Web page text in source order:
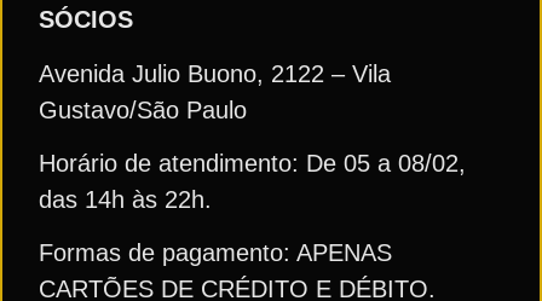
SÓCIOS
Avenida Julio Buono, 2122 – Vila
Gustavo/São Paulo
Horário de atendimento: De 05 a 08/02,
das 14h às 22h.
Formas de pagamento: APENAS
CARTÕES DE CRÉDITO E DÉBITO.